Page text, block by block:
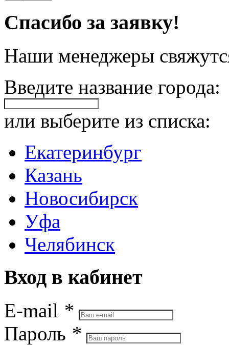
Спасибо за заявку!
Наши менеджеры
Введите название города:
или выберите из списка:
Екатеринбург
Казань
Новосибирск
Уфа
Челябинск
Вход в кабинет
E-mail *
Пароль *